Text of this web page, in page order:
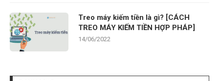
Treo máy kiếm tiền là gì? [CÁCH
TREO MÁY KIẾM TIỀN HỢP PHÁP]
14/06/2022